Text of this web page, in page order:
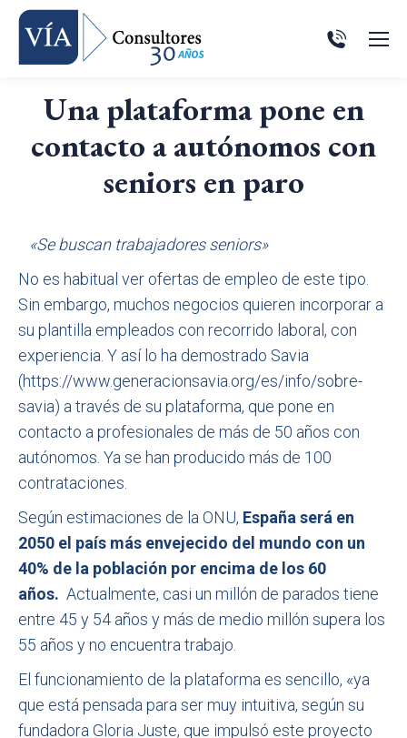
Una plataforma pone en
contacto a autónomos con
seniors en paro
«Se buscan trabajadores seniors»
No es habitual ver ofertas de empleo de este tipo.
Sin embargo, muchos negocios quieren incorporar a
su plantilla empleados con recorrido laboral, con
experiencia. Y así lo ha demostrado Savia
(https://www.generacionsavia.org/es/info/sobre-
savia) a través de su plataforma, que pone en
contacto a profesionales de más de 50 años con
autónomos. Ya se han producido más de 100
contrataciones.
Según estimaciones de la ONU, España será en
2050 el país más envejecido del mundo con un
40% de la población por encima de los 60
años. Actualmente, casi un millón de parados tiene
entre 45 y 54 años y más de medio millón supera los
55 años y no encuentra trabajo.
El funcionamiento de la plataforma es sencillo, «ya
que está pensada para ser muy intuitiva, según su
fundadora Gloria Juste, que impulsó este proyecto